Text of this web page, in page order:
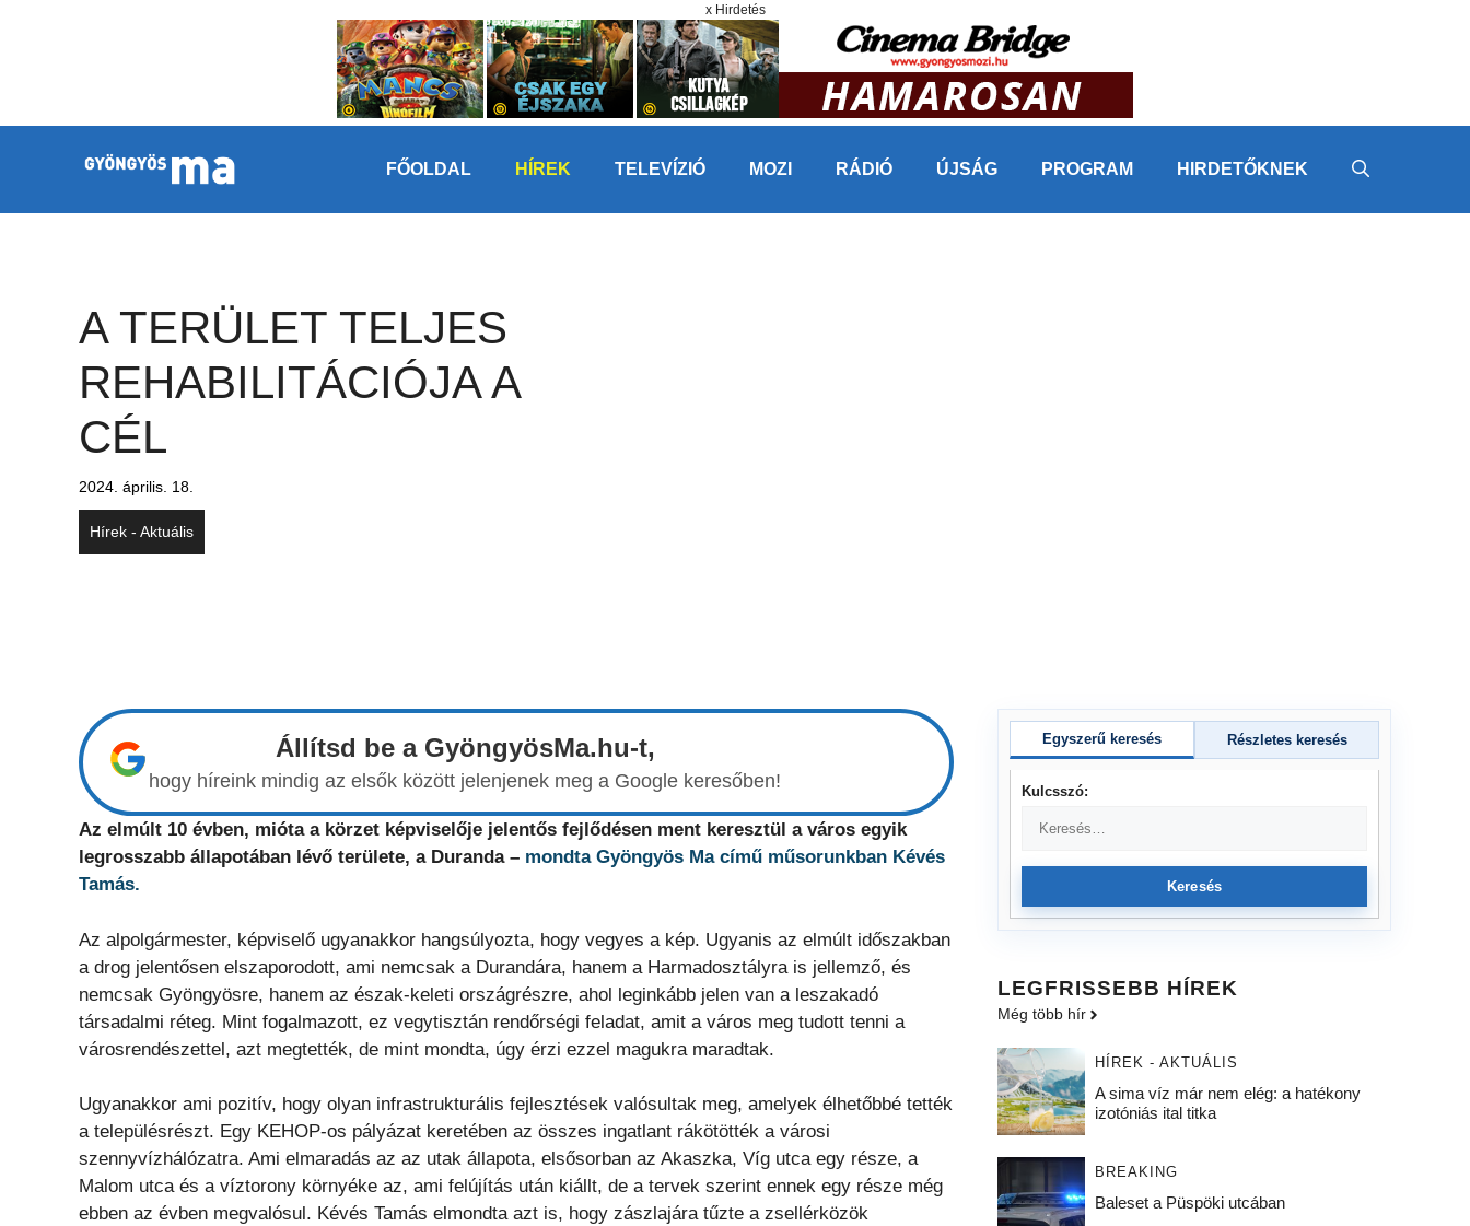
x Hirdetés
FŐOLDAL HÍREK TELEVÍZIÓ MOZI RÁDIÓ ÚJSÁG PROGRAM HIRDETŐKNEK
A TERÜLET TELJES
REHABILITÁCIÓJA A
CÉL
2024. április. 18.
Hírek - Aktuális
Állítsd be a GyöngyösMa.hu-t,
hogy híreink mindig az elsők között jelenjenek meg a Google keresőben!
Az elmúlt 10 évben, mióta a körzet képviselője jelentős fejlődésen ment keresztül a város egyik
legrosszabb állapotában lévő területe, a Duranda – mondta Gyöngyös Ma című műsorunkban Kévés
Tamás.
Az alpolgármester, képviselő ugyanakkor hangsúlyozta, hogy vegyes a kép. Ugyanis az elmúlt időszakban
a drog jelentősen elszaporodott, ami nemcsak a Durandára, hanem a Harmadosztályra is jellemző, és
nemcsak Gyöngyösre, hanem az észak-keleti országrészre, ahol leginkább jelen van a leszakadó
társadalmi réteg. Mint fogalmazott, ez vegytisztán rendőrségi feladat, amit a város meg tudott tenni a
városrendészettel, azt megtették, de mint mondta, úgy érzi ezzel magukra maradtak.
Ugyanakkor ami pozitív, hogy olyan infrastrukturális fejlesztések valósultak meg, amelyek élhetőbbé tették
a településrészt. Egy KEHOP-os pályázat keretében az összes ingatlant rákötötték a városi
szennyvízhálózatra. Ami elmaradás az az utak állapota, elsősorban az Akaszka, Víg utca egy része, a
Malom utca és a víztorony környéke az, ami felújítás után kiállt, de a tervek szerint ennek egy része még
ebben az évben megvalósul. Kévés Tamás elmondta azt is, hogy zászlajára tűzte a zsellérközök
Egyszerű keresés Részletes keresés
Kulcsszó:
Keresés
LEGFRISSEBB HÍREK
Még több hír
HÍREK - AKTUÁLIS
A sima víz már nem elég: a hatékony
izotóniás ital titka
BREAKING
Baleset a Püspöki utcában